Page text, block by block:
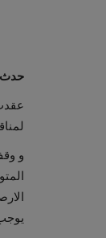
حدث
و